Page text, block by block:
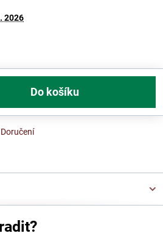
2026
Do košíku
Doručení